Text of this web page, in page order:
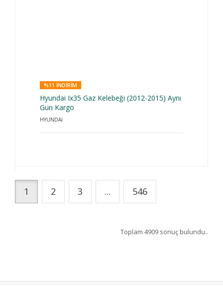
%11 INDIRIM
Hyundai Ix35 Gaz Kelebeği (2012-2015) Aynı
Gün Kargo
HYUNDAİ
1 2 3 ... 546
Toplam 4909 sonuç bulundu..